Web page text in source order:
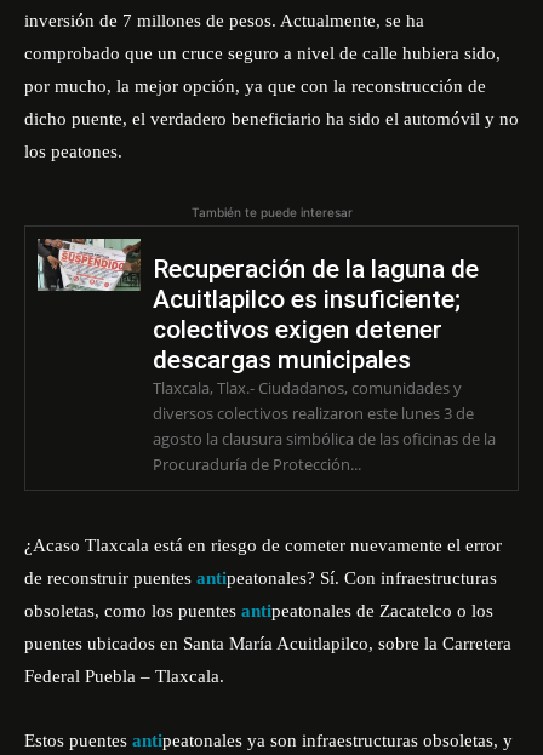
inversión de 7 millones de pesos. Actualmente, se ha
comprobado que un cruce seguro a nivel de calle hubiera sido,
por mucho, la mejor opción, ya que con la reconstrucción de
dicho puente, el verdadero beneficiario ha sido el automóvil y no
los peatones.
También te puede interesar
Recuperación de la laguna de
Acuitlapilco es insuficiente;
colectivos exigen detener
descargas municipales
Tlaxcala, Tlax.- Ciudadanos, comunidades y
diversos colectivos realizaron este lunes 3 de
agosto la clausura simbólica de las oficinas de la
Procuraduría de Protección...
¿Acaso Tlaxcala está en riesgo de cometer nuevamente el error
de reconstruir puentes antipeatonales? Sí. Con infraestructuras
obsoletas, como los puentes antipeatonales de Zacatelco o los
puentes ubicados en Santa María Acuitlapilco, sobre la Carretera
Federal Puebla – Tlaxcala.
Estos puentes antipeatonales ya son infraestructuras obsoletas, y